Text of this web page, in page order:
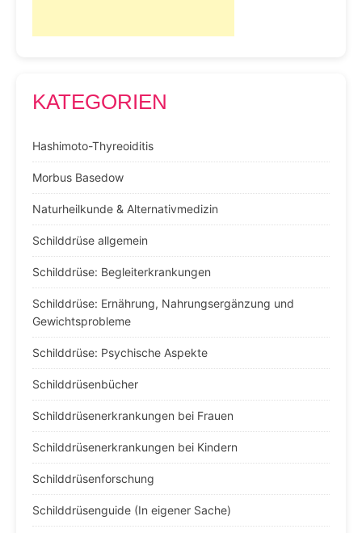
KATEGORIEN
Hashimoto-Thyreoiditis
Morbus Basedow
Naturheilkunde & Alternativmedizin
Schilddrüse allgemein
Schilddrüse: Begleiterkrankungen
Schilddrüse: Ernährung, Nahrungsergänzung und
Gewichtsprobleme
Schilddrüse: Psychische Aspekte
Schilddrüsenbücher
Schilddrüsenerkrankungen bei Frauen
Schilddrüsenerkrankungen bei Kindern
Schilddrüsenforschung
Schilddrüsenguide (In eigener Sache)